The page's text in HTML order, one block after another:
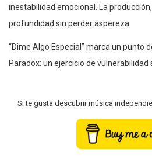
inestabilidad emocional. La
profundidad sin perder aspereza.
“Dime Algo Especial” marca un punto
Paradox: un ejercicio de vulnerabilidad
Si te gusta descubrir música